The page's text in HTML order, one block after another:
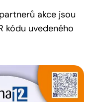
akce jsou
kódu uvedeného